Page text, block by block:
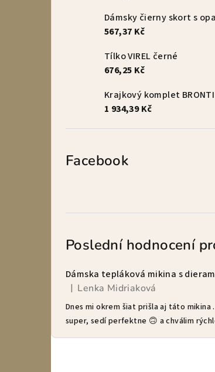
Dámsky čierny skort s
567,37 Kč
Tílko VIREL černé
676,25 Kč
1 934,39 Kč
Facebook
Poslední hodnocení
Dámska tepláková mikina s
Hodnocení produktu je 5 z 5 hvězdiček.
| Lenka Midriaková
Dnes mi okrem šiat prišla aj táto mikina
super, sedí perfektne 🙃 a chválim